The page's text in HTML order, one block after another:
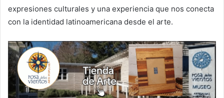
expresiones culturales y una experiencia que nos conecta
con la identidad latinoamericana desde el arte.